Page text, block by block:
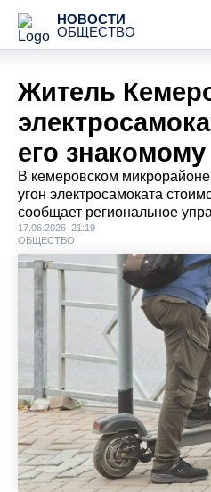
НОВОСТИ
ОБЩЕСТВО
Житель
его знакомому
В кемеровском
угон электросамоката
сообщает региональное
17.06.2026 21:19
ОБЩЕСТВО